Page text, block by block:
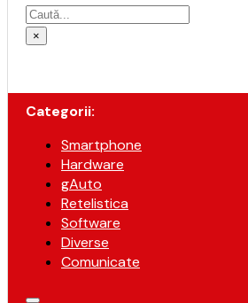
Caută
×
Categorii:
Smartphone
Hardware
gAuto
Retelistica
Software
Diverse
Comunicate